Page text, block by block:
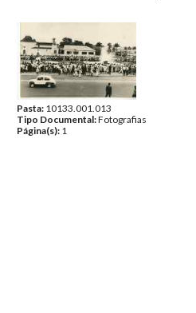
Pasta: 10133.001.013
Tipo Documental:Fotografias
Página(s): 1